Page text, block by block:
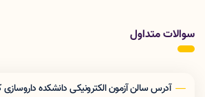
سوالات متداول
آدرس سالن آزمون الکترونیکی دانشکده